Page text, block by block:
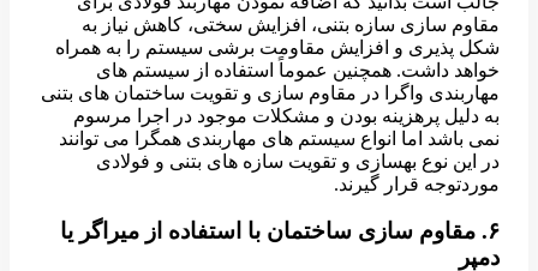
مقاوم سازی سازه بتنی، افزایش سختی، کاهش نیاز به
شکل پذیری و افزایش مقاومت برشی سیستم را به همراه
خواهد داشت. همچنین عموماً استفاده از سیستم های
مهاربندی واگرا در مقاوم سازی و تقویت ساختمان های بتنی
به دلیل پرهزینه بودن و مشکلات موجود در اجرا مرسوم
نمی باشد اما انواع سیستم های مهاربندی همگرا می توانند
در این نوع بهسازی و تقویت سازه های بتنی و فولادی
موردتوجه قرار گیرند.
۶. مقاوم سازی ساختمان با استفاده از میراگر یا
دمپر